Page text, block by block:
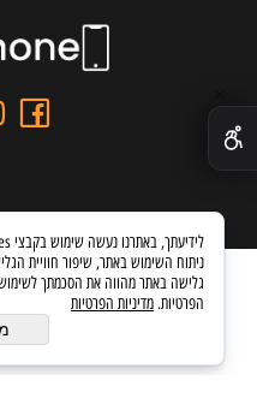
ניתוח השימוש באתר, שיפור חוויית
גלישה באתר מהווה את הסכמתך לשימוש
הפרטיות. מדיניות הפרטיות